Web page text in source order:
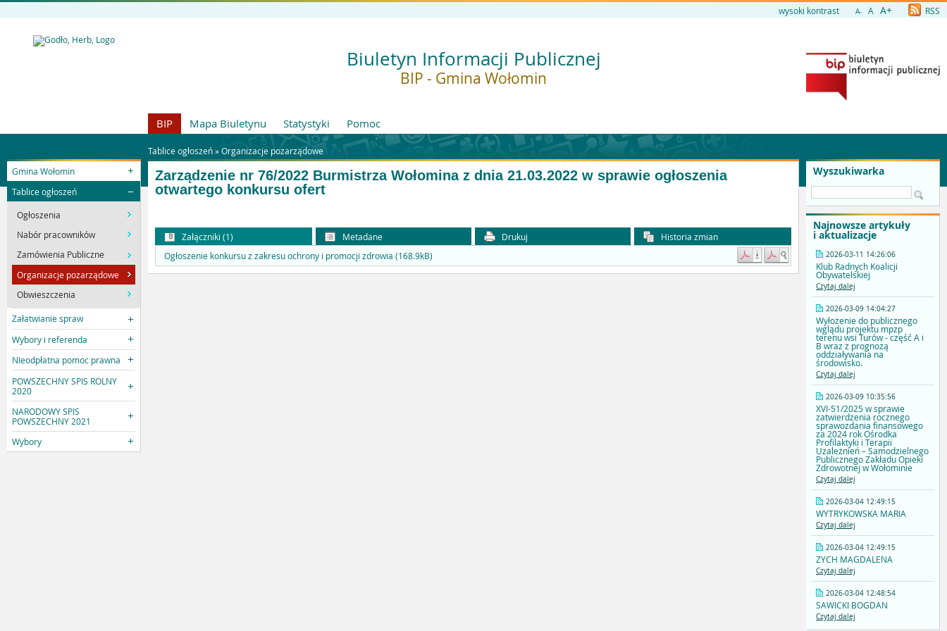
wysoki kontrast A- A A+ RSS
Biuletyn Informacji Publicznej
BIP - Gmina Wołomin
BIP Mapa Biuletynu Statystyki Pomoc
Tablice ogłoszeń »Organizacje pozarządowe
Gmina Wołomin
Tablice ogłoszeń
Ogłoszenia
Nabór pracowników
Zamówienia Publiczne
Organizacje pozarządowe
Obwieszczenia
Załatwianie spraw
Wybory i referenda
NIeodpłatna pomoc prawna
POWSZECHNY SPIS ROLNY
2020
NARODOWY SPIS
POWSZECHNY 2021
Wybory
Wyszukiwarka
Najnowsze artykuły
i aktualizacje
2026-03-11 14:26:06
Klub Radnych Koalicji
Obywatelskiej
Czytaj dalej
2026-03-09 14:04:27
Wyłożenie do publicznego
wglądu projektu mpzp
terenu wsi Turów - część A i
B wraz z prognozą
oddziaływania na
środowisko.
Czytaj dalej
2026-03-09 10:35:56
XVI-51/2025 w sprawie
zatwierdzenia rocznego
sprawozdania finansowego
za 2024 rok Ośrodka
Profilaktyki i Terapii
Uzależnień – Samodzielnego
Publicznego Zakładu Opieki
Zdrowotnej w Wołominie
Czytaj dalej
2026-03-04 12:49:15
WYTRYKOWSKA MARIA
Czytaj dalej
2026-03-04 12:49:15
ZYCH MAGDALENA
Czytaj dalej
2026-03-04 12:48:54
SAWICKI BOGDAN
Czytaj dalej
Zarządzenie nr 76/2022 Burmistrza Wołomina z dnia 21.03.2022 w sprawie ogłoszenia
otwartego konkursu ofert
Załączniki (1) Metadane Drukuj
Historia zmian
Ogłoszenie konkursu z zakresu ochrony i promocji zdrowia (168.9kB)